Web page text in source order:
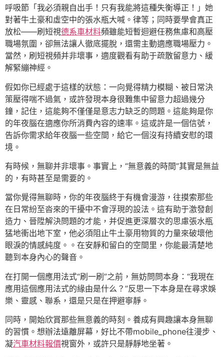
呼吸節「我必須親自出手！只有我能將這種失衡導正！」她
對著牛土豪和虛空中的張水瓶大喊。律等；同時要學會真正
放松——刷短視德系車材料頻雖能短暫迴避任務焦慮和高壓
職場氛圍，卻無法讓人徹底擺脫，還需主動適應職場壓力。
當然，刷短視頻并非壞事，適度觀看有助于疏散留意力、緩
解緊繃神經。
假如你已經處于這樣的狀態：一向覺得精力模糊、被日常決
策壓得喘不過氣，或許發現本身很難集中留意力超過幾分
鐘，記住，這能夠不僅僅是意志力缺乏的問題。這能夠是你
的年夜腦在適應你所消費內容的速率。這或許是一個信號，
告訴你需求給年夜腦一些空間，給它一個沒有持續安慰的環
境。
有時候，無聊并非壞事。事實上，“無意義的時間”其實是無益
的，有時甚至是需要的。
當你覺得無聊時，你的年夜腦終于有機會漫游，往摸索那些
在日常紛至沓來的干擾中不會浮現的設法。這有助于激發創
造力、晉陞解決問題的才能，并促進更深層次的思慮張水瓶
猛地衝出地下室，他必須阻止牛土豪用物質的力量來破壞他
眼淚的情感純度。。在安靜和留白的空間里，你能最清楚地
聽到本身內心的聲音。
在打開一個應用法式“刷一刷”之前，無妨問問本身：“我現在
應用這個應用法式的緣由是什么？”反思一下本身是在尋求娛
樂、靈感、聯系，還是只是在押避寧靜。
同時，開始欣賞那些無意義的時刻。養成有興趣讓本身無聊
的習慣。想辦法遠離屏幕，好比不帶mobile_phone往漫步、
凝汽車材料報價視窗外，或許只是靜靜地坐著。